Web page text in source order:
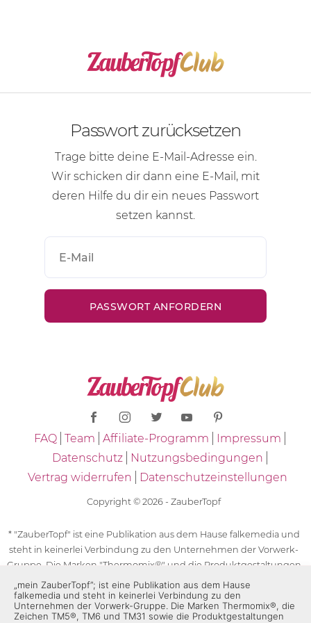
Passwort zurücksetzen
Trage bitte deine E-Mail-Adresse ein.
Wir schicken dir dann eine E-Mail , mit
deren Hilfe du dir ein neues Passwort
setzen kannst.
FAQ Team Affiliate-Programm
Impressum
Datenschutz
Nutzungsbedingungen
Vertrag widerrufen
Datenschutzeinstellungen
Copyright © 2026 - ZauberTopf
* "ZauberTopf" ist eine Publikation aus dem Hause falkemedia und
steht in keinerlei Verbindung zu den Unternehmen der Vorwerk-
Gruppe. Die Marken "Thermomix®" und die Produktgestaltungen
des "Thermomix®" sind eingetragene Marken der Unternehmen
der Vorwerk-Gruppe. Die Marken Thermomix®, die Zeichen TM5®,
TM6 und TM31 sowie die Produktgestaltungen des Thermomix®
„mein ZauberTopf”; ist eine Publikation aus dem Hause
falkemedia und steht in keinerlei Verbindung zu den
Unternehmen der Vorwerk-Gruppe. Die Marken Thermomix®, die
Zeichen TM5®, TM6 und TM31 sowie die Produktgestaltungen